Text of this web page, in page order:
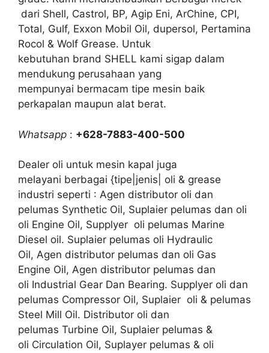
dari Shell, Castrol, BP, Agip Eni, ArChine, CPI,
Total, Gulf, Exxon Mobil Oil, dupersol, Pertamina
Rocol & Wolf Grease. Untuk
kebutuhan brand SHELL kami sigap dalam
mendukung perusahaan yang
mempunyai bermacam tipe mesin baik
perkapalan maupun alat berat.
Whatsapp : +628-7883-400-500
Dealer oli untuk mesin kapal juga
melayani berbagai {tipe|jenis| oli & grease
industri seperti : Agen distributor oli dan
pelumas Synthetic Oil, Suplaier pelumas dan oli
oli Engine Oil, Supplyer oli pelumas Marine
Diesel oil. Suplaier pelumas oli Hydraulic
Oil, Agen distributor pelumas dan oli Gas
Engine Oil, Agen distributor pelumas dan
oli Industrial Gear Dan Bearing. Supplyer oli dan
pelumas Compressor Oil, Suplaier oli & pelumas
Steel Mill Oil. Distributor oli dan
pelumas Turbine Oil, Suplaier pelumas &
oli Circulation Oil, Suplayer pelumas & oli